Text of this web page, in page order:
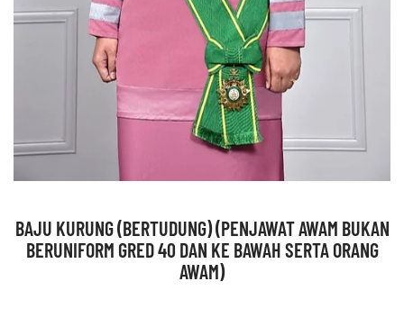
BAJU KURUNG (BERTUDUNG) (PENJAWAT AWAM BUKAN
BERUNIFORM GRED 40 DAN KE BAWAH SERTA ORANG
AWAM)